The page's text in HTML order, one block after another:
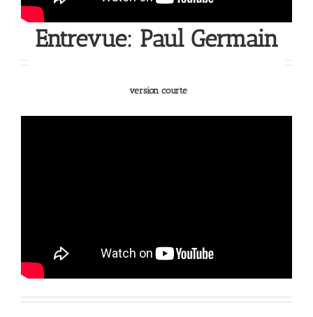
Entrevue: Paul Germain
version courte